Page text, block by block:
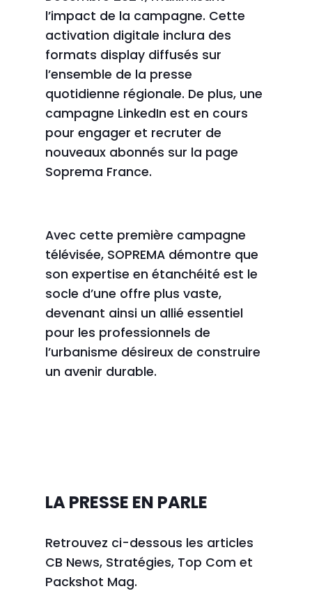
l’impact de la campagne. Cette
activation digitale inclura des
formats display diffusés sur
l’ensemble de la presse
quotidienne régionale. De plus, une
campagne LinkedIn est en cours
pour engager et recruter de
nouveaux abonnés sur la page
Soprema France.
Avec cette première campagne
télévisée, SOPREMA démontre que
son expertise en étanchéité est le
socle d’une offre plus vaste,
devenant ainsi un allié essentiel
pour les professionnels de
l’urbanisme désireux de construire
un avenir durable.
LA PRESSE EN PARLE
Retrouvez ci-dessous les articles
CB News, Stratégies, Top Com et
Packshot Mag.